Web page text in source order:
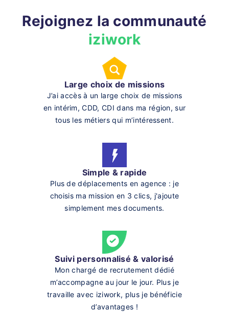
Rejoignez la communauté
iziwork
Large choix de missions
J’ai accès à un large choix de missions
en intérim, CDD, CDI dans ma région, sur
tous les métiers qui m’intéressent.
Simple & rapide
Plus de déplacements en agence : je
choisis ma mission en 3 clics, j'ajoute
simplement mes documents.
Suivi personnalisé & valorisé
Mon chargé de recrutement dédié
m’accompagne au jour le jour. Plus je
travaille avec iziwork, plus je bénéficie
d’avantages !